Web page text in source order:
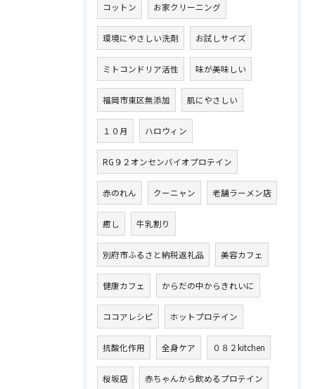
コットン お家クリーニング
環境にやさしい洗剤 お試しサイズ
ミトコンドリア活性 味が美味しい
福岡市東区無添加 肌にやさしい
１０月 ハロウィン
RG９２オンセンバイオプロテイン
赤のれん クーニャン 老舗ラーメン店
癒し 牛乳割り
別府市ふるさと納税返礼品 美容カフェ
健康カフェ からだの中からきれいに
ココアレシピ ホットプロテイン
抗酸化作用 全身ケア ０８２kitchen
桜坂店 赤ちゃんから飲めるプロテイン